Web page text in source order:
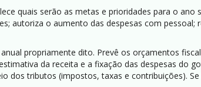
quais serão as metas e prioridades para o
autoriza o aumento das despesas com
propriamente dito. Prevê os orçamentos
da receita e a fixação das despesas
dos tributos (impostos, taxas e contribuições).